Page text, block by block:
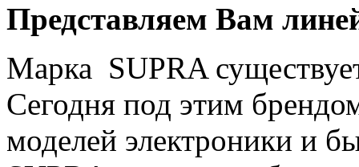
Представляем Вам
Марка SUPRA
Сегодня под этим
моделей электроники и